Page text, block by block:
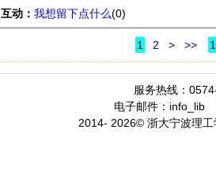
互动： 我想留下点什么(0)
1 2 > >>
服务热线：
电子邮件：info_lib
2014- 2026© 浙大宁波理工